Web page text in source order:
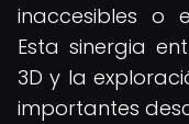
inaccesibles o
Esta sinergia
3D y la
importantes